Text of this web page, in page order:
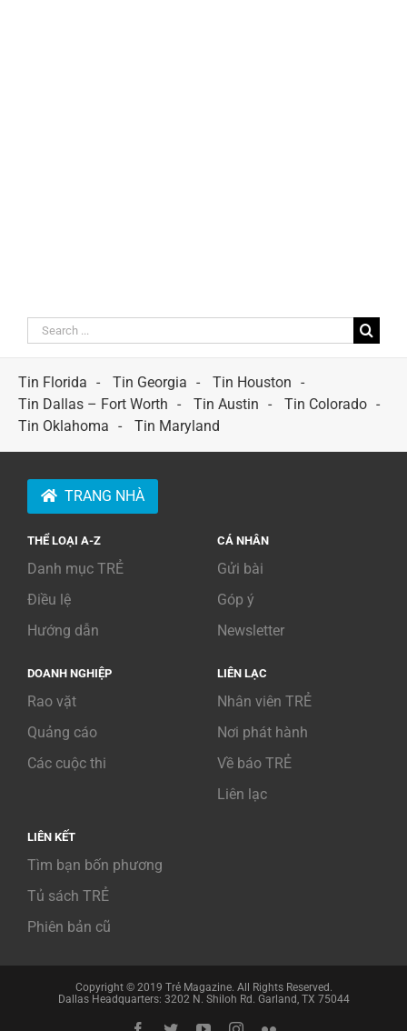
Search
for:
Tin Florida
Tin Georgia
Tin Houston
Tin Dallas – Fort Worth
Tin Austin
Tin Colorado
Tin Oklahoma
Tin Maryland
TRANG NHÀ
THỂ LOẠI A-Z
Danh mục TRẺ
Điều lệ
Hướng dẫn
CÁ NHÂN
Gửi bài
Góp ý
Newsletter
DOANH NGHIỆP
Rao vặt
Quảng cáo
Các cuộc thi
LIÊN LẠC
Nhân viên TRẺ
Nơi phát hành
Về báo TRẺ
Liên lạc
LIÊN KẾT
Tìm bạn bốn phương
Tủ sách TRẺ
Phiên bản cũ
Copyright © 2019 Trẻ Magazine. All Rights Reserved.
Dallas Headquarters: 3202 N. Shiloh Rd. Garland, TX 75044